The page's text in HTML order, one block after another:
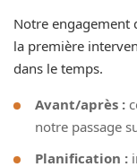
Notre engagement
la première
dans le temps.
Avant/après :
notre passage
Planification :